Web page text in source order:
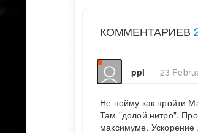
КОММЕНТАРИЕВ
ppl 23
Не пойму как пройти
Там "долой нитро".
максимуме. Ускорение